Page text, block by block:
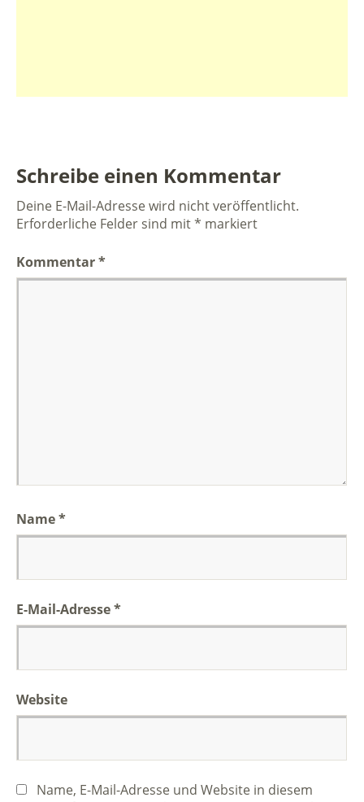
Schreibe einen Kommentar
Deine E-Mail-Adresse wird nicht veröffentlicht.
Erforderliche Felder sind mit* markiert
Kommentar*
Name*
E-Mail-Adresse*
Website
Name, E-Mail-Adresse und Website in diesem